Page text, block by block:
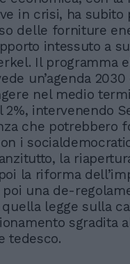
in crisi, ha
delle forniture
intessuto a
Il programma
un’agenda
nel medio
2%, intervenendo
che potrebbero
i
la
la riforma
una de-
legge sulla
sgradita
tedesco.